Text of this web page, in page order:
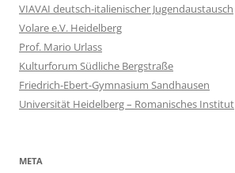
VIAVAI deutsch-italienischer Jugendaustausch
Volare e.V. Heidelberg
Prof. Mario Urlass
Kulturforum Südliche Bergstraße
Friedrich-Ebert-Gymnasium Sandhausen
Universität Heidelberg – Romanisches Institut
META